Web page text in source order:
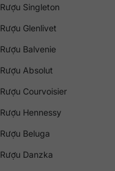
Rượu Singleton
Rượu Glenlivet
Rượu Balvenie
Rượu Absolut
Rượu Courvoisier
Rượu Hennessy
Rượu Beluga
Rượu Danzka